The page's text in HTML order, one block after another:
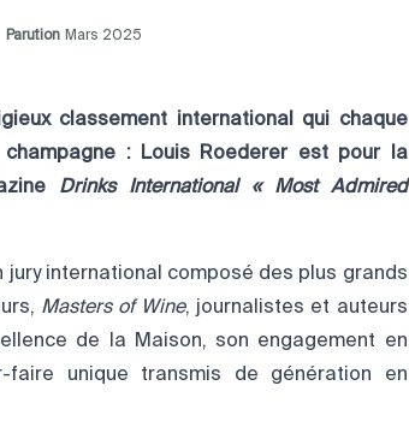
Parution Mars 2025
classement international qui chaque
:
Louis Roederer est pour la
Drinks International
« Most Admired
international composé des plus grands
Masters of Wine, journalistes et auteurs
de la Maison, son engagement en
faire unique transmis de génération en